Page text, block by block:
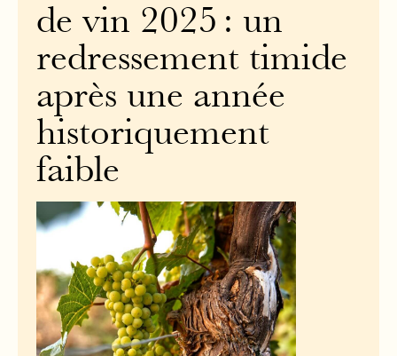
de vin 2025 : un
redressement timide
après une année
historiquement
faible